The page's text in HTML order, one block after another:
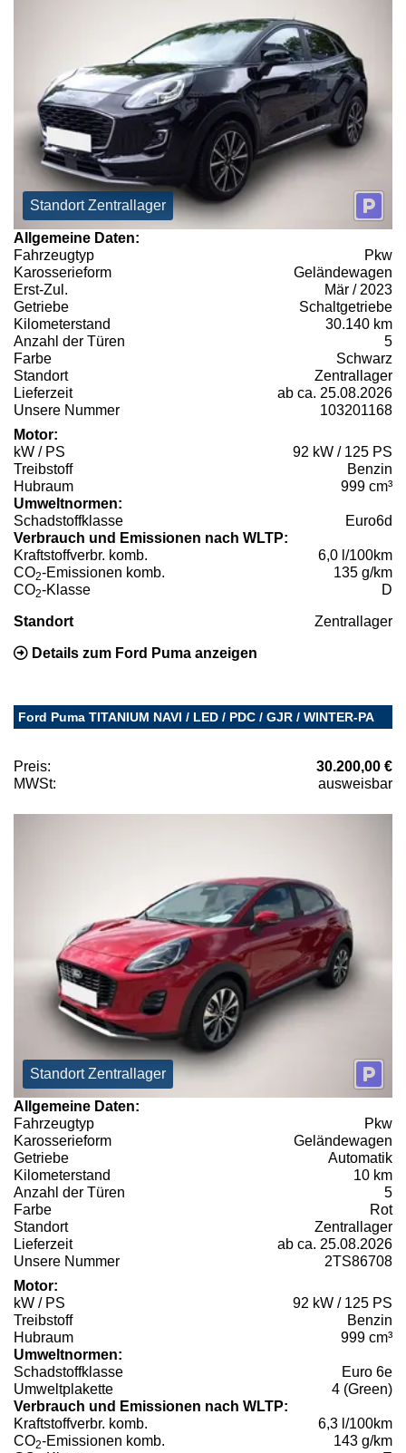
Standort Zentrallager
Allgemeine Daten:
Fahrzeugtyp
Pkw
Karosserieform
Geländewagen
Erst-Zul.
Mär / 2023
Getriebe
Schaltgetriebe
Kilometerstand
30.140 km
Anzahl der Türen
5
Farbe
Schwarz
Standort
Zentrallager
Lieferzeit
ab ca. 25.08.2026
Unsere Nummer
103201168
Motor:
kW / PS
92 kW / 125 PS
Treibstoff
Benzin
Hubraum
999 cm³
Umweltnormen:
Schadstoffklasse
Euro6d
Verbrauch und Emissionen nach WLTP:
Kraftstoffverbr. komb.
6,0 l/100km
CO2-Emissionen komb.
135 g/km
CO2-Klasse D
Standort Zentrallager
Details zum Ford Puma anzeigen
Ford Puma TITANIUM NAVI / LED / PDC / GJR / WINTER-PA
Preis:
30.200,00 €
MWSt:
ausweisbar
Standort Zentrallager
Allgemeine Daten:
Fahrzeugtyp
Pkw
Karosserieform
Geländewagen
Getriebe
Automatik
Kilometerstand
10 km
Anzahl der Türen
5
Farbe
Rot
Standort
Zentrallager
Lieferzeit
ab ca. 25.08.2026
Unsere Nummer
2TS86708
Motor:
kW / PS
92 kW / 125 PS
Treibstoff
Benzin
Hubraum
999 cm³
Umweltnormen:
Schadstoffklasse
Euro 6e
Umweltplakette
4 (Green)
Verbrauch und Emissionen nach WLTP:
Kraftstoffverbr. komb.
6,3 l/100km
CO2-Emissionen komb.
143 g/km